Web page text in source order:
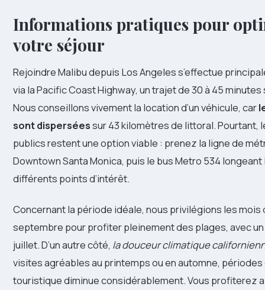
Informations pratiques pour
votre séjour
Rejoindre Malibu depuis Los Angeles s’effectue
via la Pacific Coast Highway, un trajet de 30 à 45
Nous conseillons vivement la location d’un véhicule, car
sont disperséessur 43 kilomètres de littoral. Pourtant,
publics restent une option viable : prenez la ligne de
Downtown Santa Monica, puis le bus Metro 534 longeant
différents points d’intérêt.
Concernant la période idéale, nous privilégions les mois
septembre pour profiter pleinement des plages, avec
juillet. D’un autre côté, la douceur climatique
visites agréables au printemps ou en automne, périodes
touristique diminue considérablement. Vous profiterez